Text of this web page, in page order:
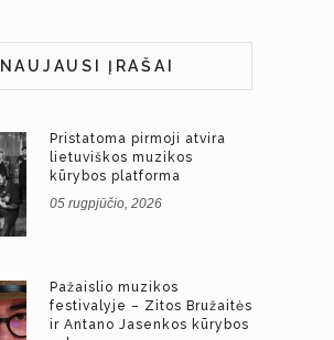
NAUJAUSI ĮRAŠAI
Pristatoma pirmoji atvira
lietuviškos muzikos
kūrybos platforma
05 rugpjūčio, 2026
Pažaislio muzikos
festivalyje – Zitos Bružaitės
ir Antano Jasenkos kūrybos